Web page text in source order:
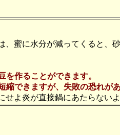
蜜に水分が減ってくると、
作ることができます。
縮できますが、失敗の恐れがあ
よ炎が直接鍋にあたらないよ